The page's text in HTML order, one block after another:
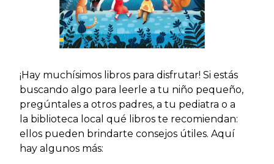
¡Hay muchísimos libros para disfrutar! Si estás
buscando algo para leerle a tu niño pequeño,
pregúntales a otros padres, a tu pediatra o a
la biblioteca local qué libros te recomiendan:
ellos pueden brindarte consejos útiles. Aquí
hay algunos más: